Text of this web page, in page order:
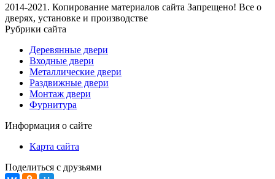
2014-2021. Копирование материалов сайта Запрещено! Все о
дверях, установке и производстве
Рубрики сайта
Деревянные двери
Входные двери
Металлические двери
Раздвижные двери
Монтаж двери
Фурнитура
Информация о сайте
Карта сайта
Поделиться с друзьями